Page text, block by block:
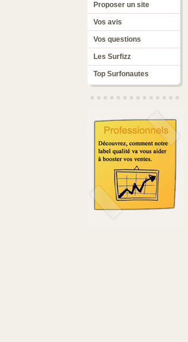
Proposer un site
Vos avis
Vos questions
Les Surfizz
Top Surfonautes